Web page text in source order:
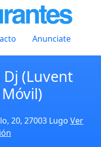
Anunciate
Dj (Luvent
20, 27003 Lugo Ver